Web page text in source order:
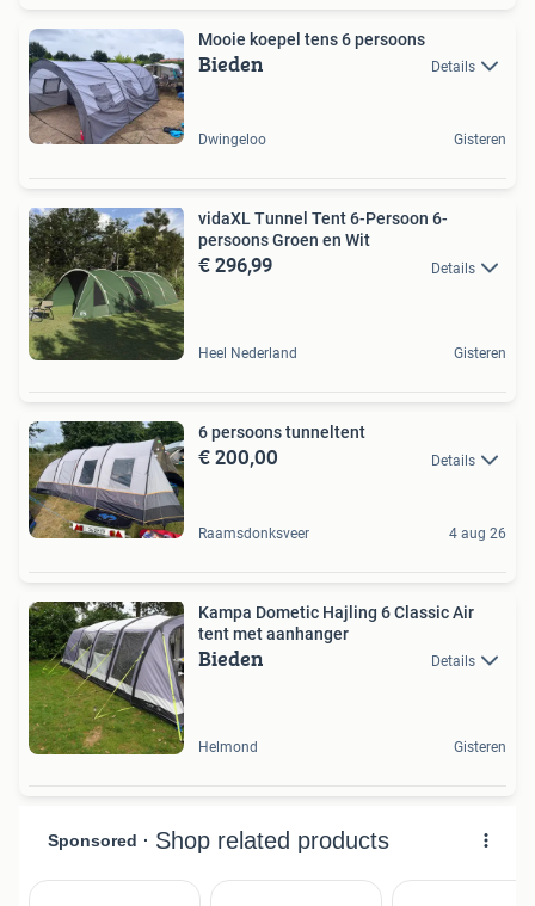
Mooie koepel tens 6 persoons
Bieden Details
Dwingeloo Gisteren
vidaXL Tunnel Tent 6-Persoon 6-
persoons Groen en Wit
€ 296,99 Details
Heel Nederland Gisteren
6 persoons tunneltent
€ 200,00 Details
Raamsdonksveer 4 aug 26
Kampa Dometic Hajling 6 Classic Air
tent met aanhanger
Bieden Details
Helmond Gisteren